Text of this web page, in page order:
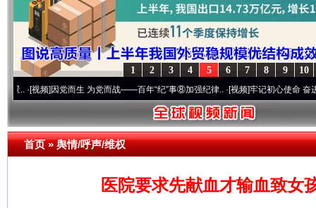
10
9
8
7
6
5
4
3
2
1
因党而生 为党而战——百年“纪”事⑧加强纪律..·[视频]牢记初心使命 奋进复兴征程丨“
首页»舆情/呼声/维权
医院要求先献血才输血致女